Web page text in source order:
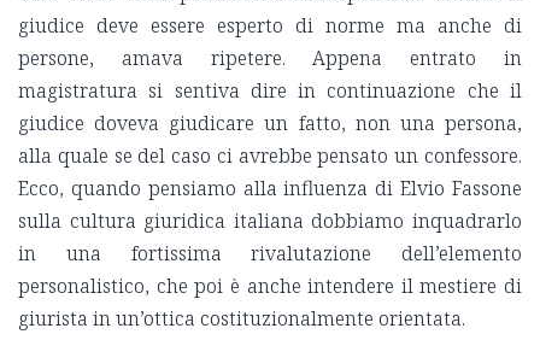
giudice deve essere esperto di norme ma anche di
persone, amava ripetere. Appena entrato in
magistratura si sentiva dire in continuazione che il
giudice doveva giudicare un fatto, non una persona,
alla quale se del caso ci avrebbe pensato un confessore.
Ecco, quando pensiamo alla influenza di Elvio Fassone
sulla cultura giuridica italiana dobbiamo inquadrarlo
in una fortissima rivalutazione dell’elemento
personalistico, che poi è anche intendere il mestiere di
giurista in un’ottica costituzionalmente orientata.